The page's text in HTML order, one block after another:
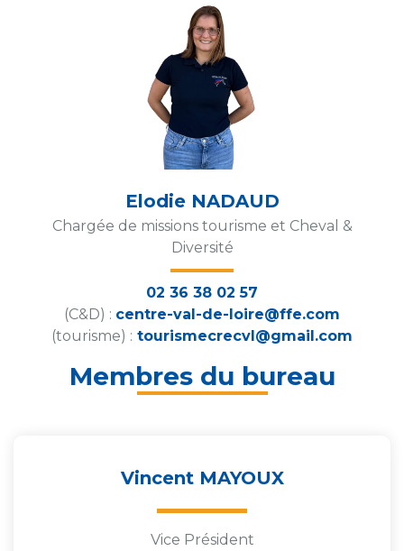
Elodie NADAUD
Chargée de missions tourisme et Cheval &
Diversité
02 36 38 02 57
(C&D) : centre-val-de-loire@ffe.com
(tourisme) : tourismecrecvl@gmail.com
Membres du bureau
Vincent MAYOUX
Vice Président